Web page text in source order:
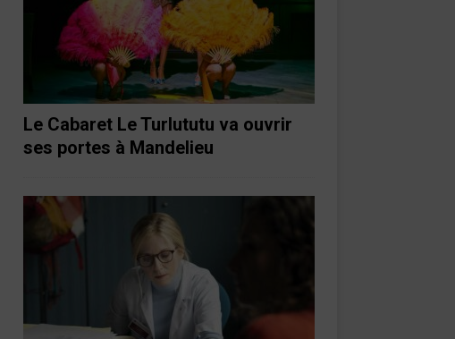
Le Cabaret Le Turlututu va ouvrir
ses portes à Mandelieu